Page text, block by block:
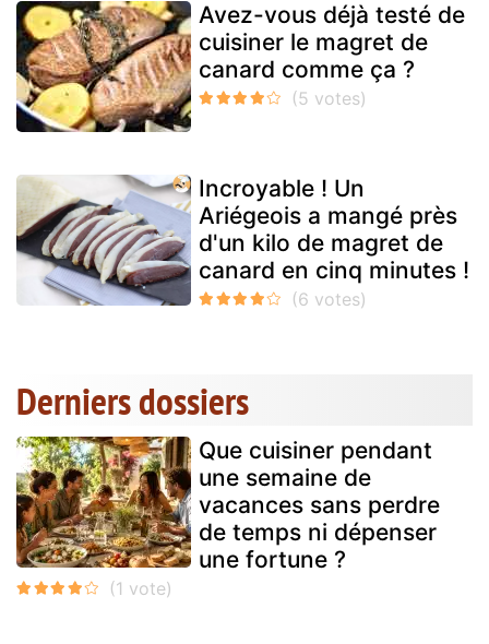
Avez-vous déjà testé de
cuisiner le magret de
canard comme ça ?
Incroyable ! Un
Ariégeois a mangé près
d'un kilo de magret de
canard en cinq minutes !
Derniers dossiers
Que cuisiner pendant
une semaine de
vacances sans perdre
de temps ni dépenser
une fortune ?